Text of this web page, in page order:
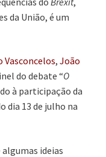
da União, é um
Vasconcelos, João
do debate “O
à participação da
dia 13 de julho na
ideias